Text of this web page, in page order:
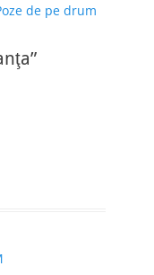
de pe drum